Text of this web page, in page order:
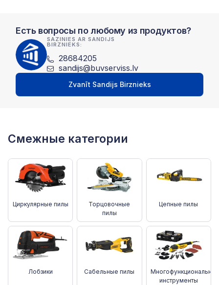
Есть вопросы по любому из продуктов?
SAZINIES AR SANDIJS
BIRZNIEKS:
28684205
sandijs@buvserviss.lv
Zvanīt Sandijs Birznieks
Смежные категории
Циркулярные пилы
Торцовочные
пилы
Цепные пилы
Лобзики Сабельные пилы
инструменты